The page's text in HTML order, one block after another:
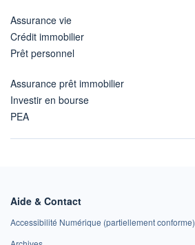
Assurance vie
Crédit immobilier
Prêt personnel
Assurance prêt immobilier
Investir en bourse
PEA
Aide & Contact
Accessibilité Numérique (partiellement conforme)